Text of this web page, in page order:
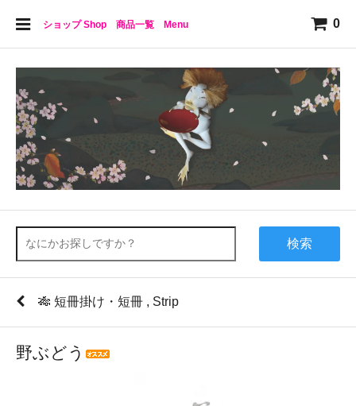
ショップ Shop 商品一覧 Menu 0
検索
🎋 短冊掛け・短冊 , Strip
野ぶどう